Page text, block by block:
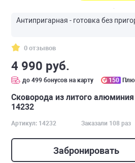
Антипригарная - готовка без
0 отзывов
4 990 руб.
до 499 бонусов на карту 150
Сковорода из литого
14232
Артикул: 14232 Заказали 108 раз
Забронировать